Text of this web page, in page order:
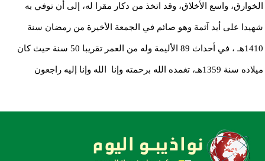
الخوارق، واسع الأخلاق، وقد اتخذ من دكار مقرا له، إلى أن توفي به
شهيدا على أيد آثمة وهو صائم في الجمعة الأخيرة من رمضان سنة
1410هـ ، في أحداث 89 الأليمة وله من العمر تقريبا 50 سنة حيث كان
ميلاده سنة 1359هـ، تغمده الله برحمته وإنا الله وإنا إليه راجعون